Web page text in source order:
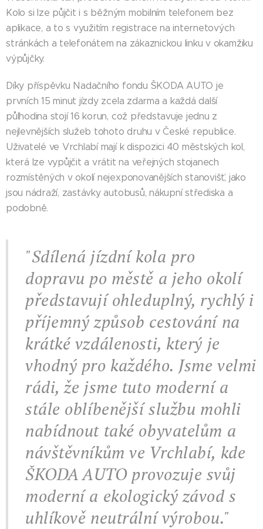
Kolo si lze půjčit i s běžným mobilním telefonem bez
aplikace, a to s využitím registrace na internetových
stránkách a telefonátem na zákaznickou linku v okamžiku
výpůjčky.
Díky příspěvku Nadačního fondu ŠKODA AUTO je
prvních 15 minut jízdy zcela zdarma a každá další
půlhodina stojí 16 korun, což představuje jednu z
nejlevnějších služeb tohoto druhu v České republice.
Uživatelé ve Vrchlabí mají k dispozici 40 městských kol,
která lze vypůjčit a vrátit na veřejných stojanech
rozmístěných v okolí nejexponovanějších stanovišť, jako
jsou nádraží, zastávky autobusů, nákupní střediska a
podobně.
"Sdílená jízdní kola pro
dopravu po městě a jeho okolí
představují ohleduplný, rychlý i
příjemný způsob cestování na
krátké vzdálenosti, který je
vhodný pro každého. Jsme velmi
rádi, že jsme tuto moderní a
stále oblíbenější službu mohli
nabídnout také obyvatelům a
návštěvníkům ve Vrchlabí, kde
ŠKODA AUTO provozuje svůj
moderní a ekologický závod s
uhlíkově neutrální výrobou."